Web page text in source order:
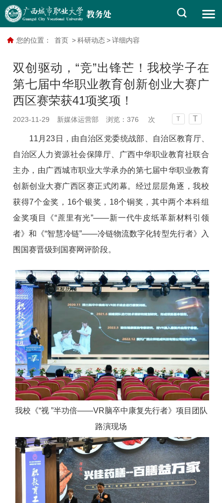
您的位置： 首页 > 科研动态 > 详细内容
双创驱动，“竞”出锋芒！我校学子在
第七届中华职业教育创新创业大赛广
西区赛荣获41项奖项！
2023-11-29 新媒体运营部 浏览：376 次 T T
11月23日，由自治区党委统战部、自治区教育厅、
自治区人力资源社会保障厅、广西中华职业教育社联合
主办，由广西城市职业大学承办的第七届中华职业教育
创新创业大赛广西区赛正式闭幕。经过层层角逐，我校
获得7个金奖，16个银奖，18个铜奖，其中两个本科组
金奖项目《“蔗里有光”——新一代牛皮纸革新材料引领
者》和《“智慧冷链”——冷链物流数字化转型先行者》入
围国赛晋级到国赛网评阶段。
我校《“视 ”半功倍——VR脑卒中康复先行者》项目团队
路演现场